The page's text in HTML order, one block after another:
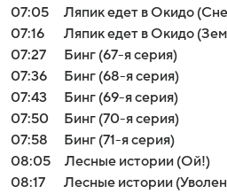
07:05
Ляпик едет в Окидо
07:16
Ляпик едет в Окидо
07:27
Бинг (67-я серия)
07:36
Бинг (68-я серия)
07:43
Бинг (69-я серия)
07:50
Бинг (70-я серия)
07:58
Бинг (71-я серия)
08:05
Лесные истории (Ой!)
08:17
Лесные истории